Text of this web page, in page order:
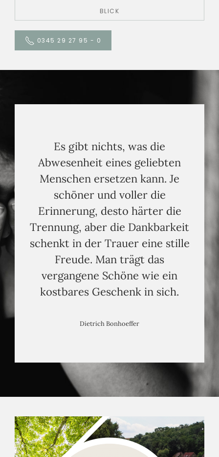
BLICK
0345 29 27 95 - 0
Es gibt nichts, was die
Abwesenheit eines geliebten
Menschen ersetzen kann. Je
schöner und voller die
Erinnerung, desto härter die
Trennung, aber die Dankbarkeit
schenkt in der Trauer eine stille
Freude. Man trägt das
vergangene Schöne wie ein
kostbares Geschenk in sich.
Dietrich Bonhoeffer